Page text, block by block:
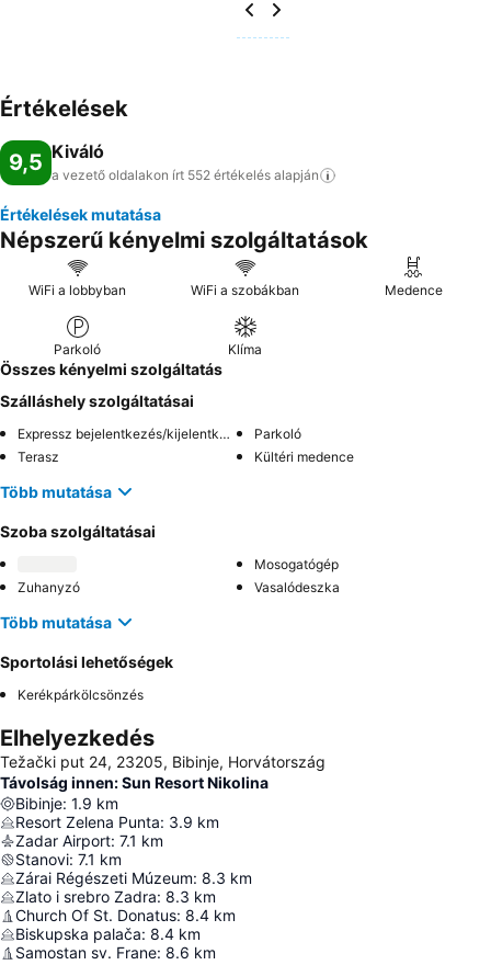
Értékelések
9,5 Kiváló
a vezető oldalakon írt 552 értékelés alapján
Értékelések mutatása
Népszerű kényelmi szolgáltatások
WiFi a lobbyban WiFi a szobákban Medence
Parkoló Klíma
Összes kényelmi szolgáltatás
Szálláshely szolgáltatásai
Expressz bejelentkezés/kijelentkezés
Parkoló
Terasz
Kültéri medence
Több mutatása
Szoba szolgáltatásai
Mosogatógép
Zuhanyzó
Vasalódeszka
Több mutatása
Sportolási lehetőségek
Kerékpárkölcsönzés
Elhelyezkedés
Težački put 24, 23205, Bibinje, Horvátország
Távolság innen: Sun Resort Nikolina
Bibinje: 1.9 km
Resort Zelena Punta: 3.9 km
Zadar Airport: 7.1 km
Stanovi: 7.1 km
Zárai Régészeti Múzeum: 8.3 km
Zlato i srebro Zadra: 8.3 km
Church Of St. Donatus: 8.4 km
Biskupska palača: 8.4 km
Samostan sv. Frane: 8.6 km